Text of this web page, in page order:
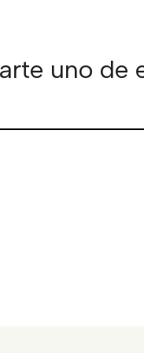
uno de